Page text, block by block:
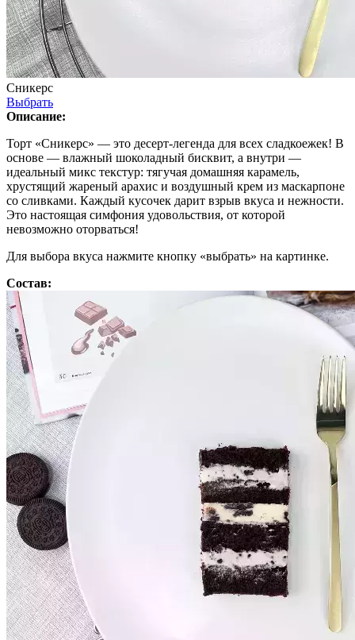
Сникерс
Выбрать
Описание:
Торт «Сникерс» — это десерт-легенда для всех сладкоежек! В
основе — влажный шоколадный бисквит, а внутри —
идеальный микс текстур: тягучая домашняя карамель,
хрустящий жареный арахис и воздушный крем из маскарпоне
со сливками. Каждый кусочек дарит взрыв вкуса и нежности.
Это настоящая симфония удовольствия, от которой
невозможно оторваться!
Для выбора вкуса нажмите кнопку «выбрать» на картинке.
Состав: